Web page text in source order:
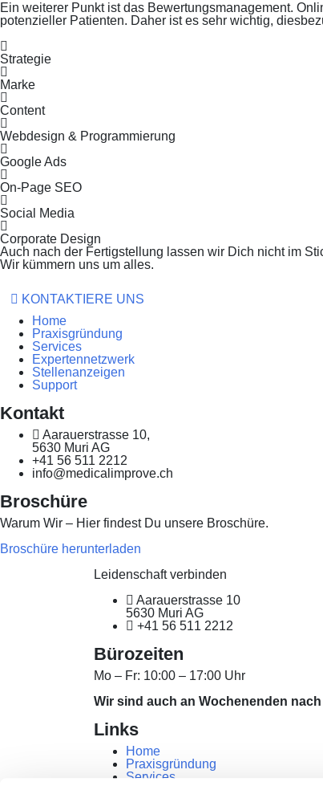
Ein weiterer Punkt ist das Bewertungsmanagement.
potenzieller Patienten. Daher ist es sehr wichtig,
Strategie
Marke
Content
Webdesign & Programmierung
Google Ads
On-Page SEO
Social Media
Corporate Design
Auch nach der Fertigstellung lassen wir Dich nicht im
Wir kümmern uns um alles.
KONTAKTIERE UNS
Home
Praxisgründung
Services
Expertennetzwerk
Stellenanzeigen
Support
Kontakt
Aarauerstrasse 10,
5630 Muri AG
+41 56 511 2212
info@medicalimprove.ch
Broschüre
Warum Wir – Hier findest Du unsere Broschüre.
Broschüre herunterladen
Leidenschaft verbinden
Aarauerstrasse 10
5630 Muri AG
+41 56 511 2212
Bürozeiten
Mo – Fr: 10:00 – 17:00 Uhr
Wir sind auch an Wochenenden
Links
Home
Praxisgründung
Services